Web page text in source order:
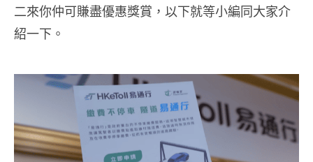
二來你仲可賺盡優惠獎賞，以下就等小編同大家介
紹一下。